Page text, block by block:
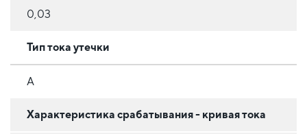
0,03
Тип тока утечки
A
Характеристика срабатывания - кривая тока